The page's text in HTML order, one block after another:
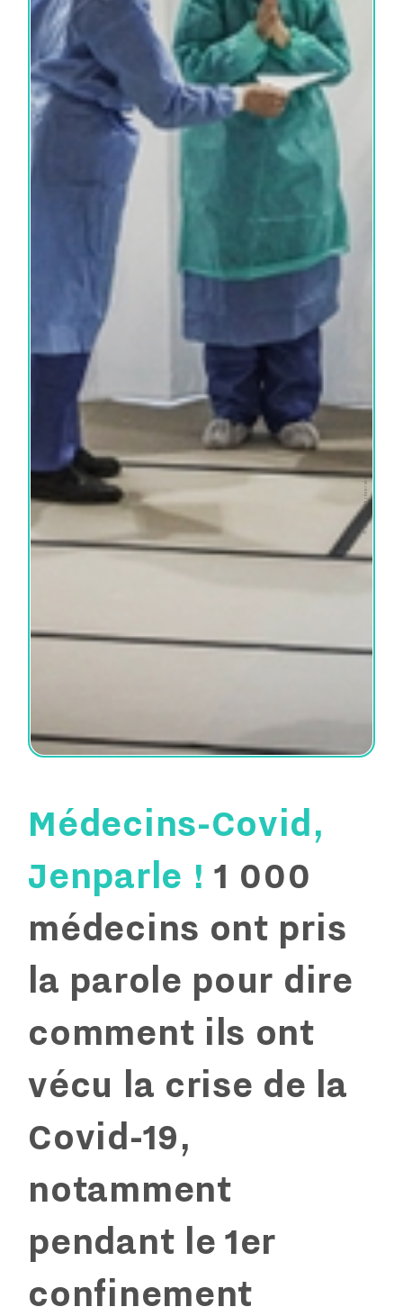
© tous droits réservés
Médecins-Covid,
Jenparle ! 1 000
médecins ont pris
la parole pour dire
comment ils ont
vécu la crise de la
Covid-19,
notamment
pendant le 1er
confinement